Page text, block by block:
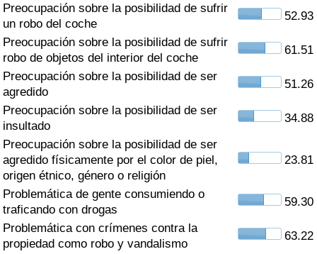
Preocupación sobre la posibilidad de sufrir
un robo del coche
52.93
Preocupación sobre la posibilidad de sufrir
robo de objetos del interior del coche
61.51
Preocupación sobre la posibilidad de ser
agredido
51.26
Preocupación sobre la posibilidad de ser
insultado
34.88
Preocupación sobre la posibilidad de ser
agredido físicamente por el color de piel,
origen étnico, género o religión
23.81
Problemática de gente consumiendo o
traficando con drogas
59.30
Problemática con crímenes contra la
propiedad como robo y vandalismo
63.22
Índice de Sanidad (Actual)
Índice de Sanidad
Índice de Sanidad por País
Contaminación
Índice de Contaminación (Actual)
Índice de contaminación
Índice de Contaminación por País